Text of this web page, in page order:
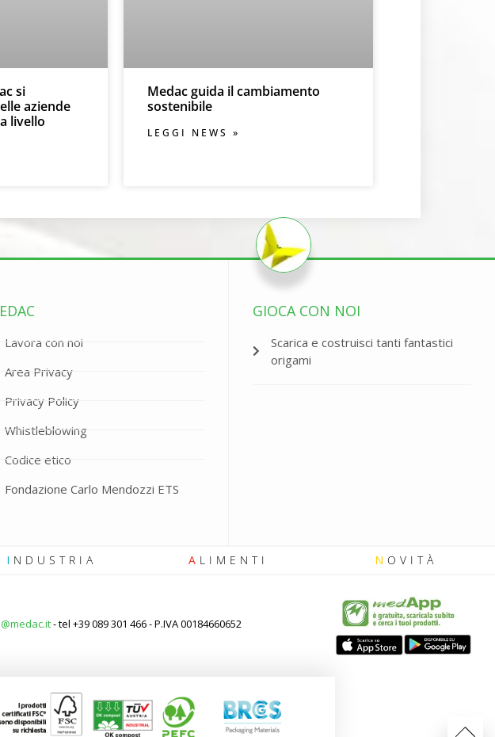
si
aziende
livello
Medac guida il cambiamento
sostenibile
LEGGI NEWS »
Lavora con noi
Area Privacy
Privacy Policy
Whistleblowing
Codice etico
Fondazione Carlo Mendozzi ETS
GIOCA CON NOI
Scarica e costruisci tanti fantastici
origami
I NDUSTRIA A LIMENTI NOVITÀ
- tel +39 089 301 466 - P.IVA 00184660652